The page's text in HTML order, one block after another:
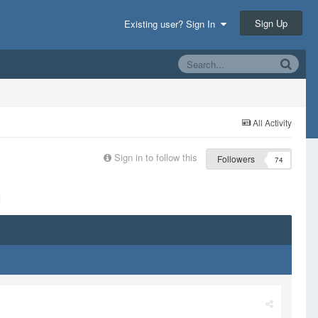
Existing user? Sign In Sign Up
All Activity
Sign in to follow this Followers 74